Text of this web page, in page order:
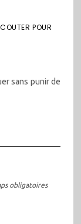
POUR
sans punir de
obligatoires